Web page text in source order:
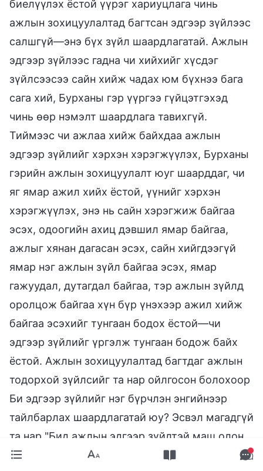
биелүүлэх ёстой үүрэг хариуцлага чинь
ажлын зохицуулалтад багтсан эдгээр зүйлээс
салшгүй—энэ бүх зүйл шаардлагатай. Ажлын
эдгээр зүйлээс гадна чи хийхийг хүсдэг
зүйлсээсээ сайн хийж чадах юм бүхнээ бага
сага хий, Бурханы гэр үүргээ гүйцэтгэхэд
чинь өөр нэмэлт шаардлага тавихгүй.
Тиймээс чи ажлаа хийж байхдаа ажлын
эдгээр зүйлийг хэрхэн хэрэгжүүлэх, Бурханы
гэрийн ажлын зохицуулалт юуг шаарддаг, чи
яг ямар ажил хийх ёстой, үүнийг хэрхэн
хэрэгжүүлэх, энэ нь сайн хэрэгжиж байгаа
эсэх, одоогийн ахиц дэвшил ямар байгаа,
ажлыг хянан дагасан эсэх, сайн хийгдээгүй
ямар нэг ажлын зүйл байгаа эсэх, ямар
гажуудал, дутагдал байгаа, тэр ажлын зүйлд
оролцож байгаа хүн бүр үнэхээр ажил хийж
байгаа эсэхийг тунгаан бодох ёстой—чи
эдгээр зүйлийг үргэлж тунгаан бодож байх
ёстой. Ажлын зохицуулалтад багтдаг ажлын
тодорхой зүйлсийг та нар ойлгосон болохоор
Би эдгээр зүйлийг нэг бүрчлэн энгийнээр
тайлбарлах шаардлагатай юу? Эсвэл магадгүй
та нар "Бид ажлын эдгээр зүйлтэй маш олон
жил холбоотой байсан, бүгдийг нь ойлгодог.